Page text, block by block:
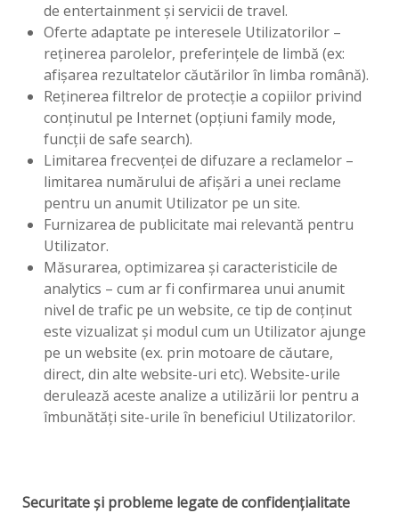
de entertainment şi servicii de travel.
Oferte adaptate pe interesele Utilizatorilor –
reţinerea parolelor, preferinţele de limbă (ex:
afişarea rezultatelor căutărilor în limba română).
Reţinerea filtrelor de protecţie a copiilor privind
conţinutul pe Internet (opţiuni family mode,
funcţii de safe search).
Limitarea frecvenţei de difuzare a reclamelor –
limitarea numărului de afişări a unei reclame
pentru un anumit Utilizator pe un site.
Furnizarea de publicitate mai relevantă pentru
Utilizator.
Măsurarea, optimizarea şi caracteristicile de
analytics – cum ar fi confirmarea unui anumit
nivel de trafic pe un website, ce tip de conţinut
este vizualizat şi modul cum un Utilizator ajunge
pe un website (ex. prin motoare de căutare,
direct, din alte website-uri etc). Website-urile
derulează aceste analize a utilizării lor pentru a
îmbunătăţi site-urile în beneficiul Utilizatorilor.
Securitate şi probleme legate de confidenţialitate